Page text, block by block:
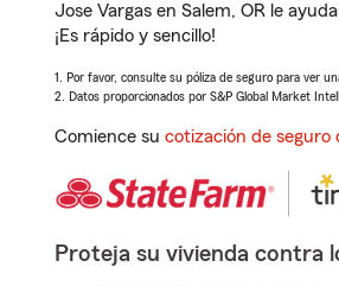
Jose Vargas en Salem, OR le
¡Es rápido y sencillo!
1. Por favor, consulte su póliza de seguro para ver
2. Datos proporcionados por S&P Global Market
Comience su cotización de seguro
Proteja su vivienda contra